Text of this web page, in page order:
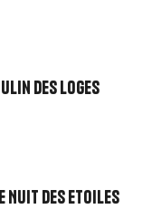
des Loges
Nuit des Etoiles